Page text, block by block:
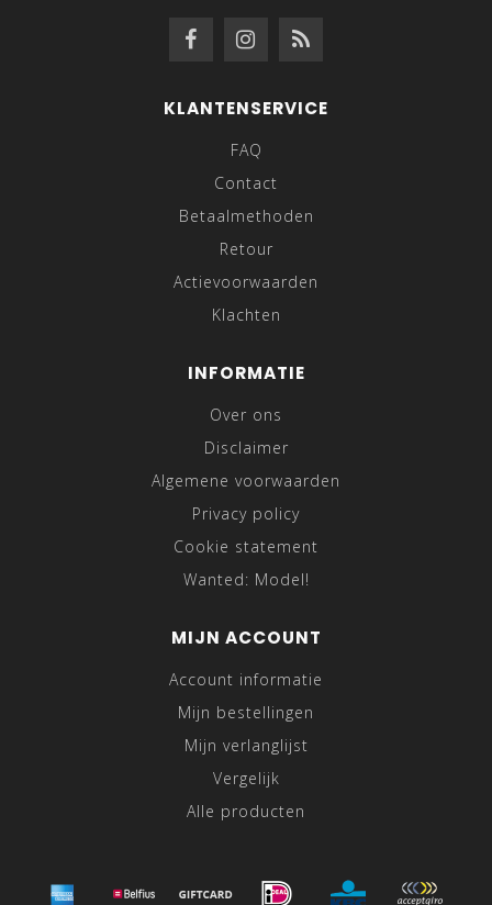
KLANTENSERVICE
FAQ
Contact
Betaalmethoden
Retour
Actievoorwaarden
Klachten
INFORMATIE
Over ons
Disclaimer
Algemene voorwaarden
Privacy policy
Cookie statement
Wanted: Model!
MIJN ACCOUNT
Account informatie
Mijn bestellingen
Mijn verlanglijst
Vergelijk
Alle producten